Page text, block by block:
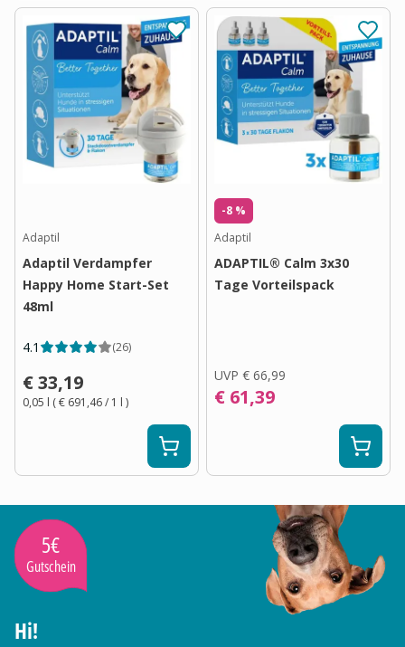
Adaptil
Adaptil Verdampfer
Happy Home Start-Set
48ml
4.1 (26)
€ 33,19
0,05 l (€ 691,46/ 1 l )
-8 %
Adaptil
ADAPTIL® Calm 3x30
Tage Vorteilspack
UVP € 66,99
€ 61,39
5€
Gutschein
Hi!